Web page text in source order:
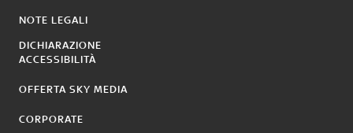
NOTE LEGALI
DICHIARAZIONE
ACCESSIBILITÀ
OFFERTA SKY MEDIA
CORPORATE